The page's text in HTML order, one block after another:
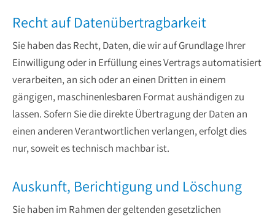
Recht auf Daten­übertrag­barkeit
Sie haben das Recht, Daten, die wir auf Grundlage Ihrer
Einwilligung oder in Erfüllung eines Vertrags automatisiert
verarbeiten, an sich oder an einen Dritten in einem
gängigen, maschinenlesbaren Format aushändigen zu
lassen. Sofern Sie die direkte Übertragung der Daten an
einen anderen Verantwortlichen verlangen, erfolgt dies
nur, soweit es technisch machbar ist.
Auskunft, Berichtigung und Löschung
Sie haben im Rahmen der geltenden gesetzlichen